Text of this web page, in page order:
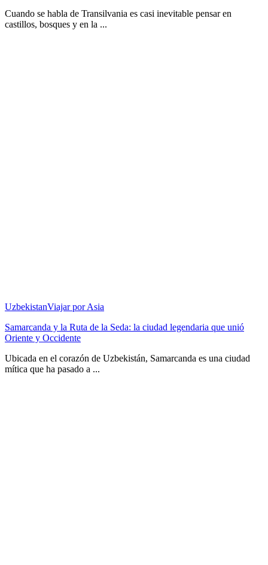
Cuando se habla de Transilvania es casi inevitable pensar en
castillos, bosques y en la ...
UzbekistanViajar por Asia
Samarcanda y la Ruta de la Seda: la ciudad legendaria que unió
Oriente y Occidente
Ubicada en el corazón de Uzbekistán, Samarcanda es una ciudad
mítica que ha pasado a ...